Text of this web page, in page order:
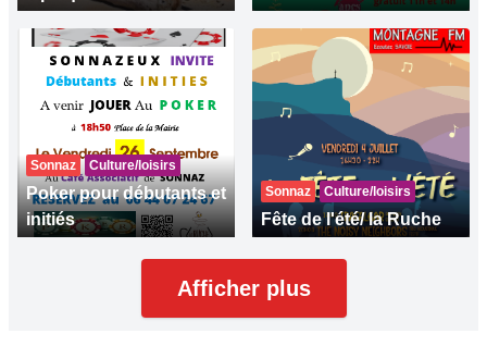
Sonnaz Culture/loisirs
Poker pour débutants et
initiés
Sonnaz Culture/loisirs
Fête de l'été/ la Ruche
Afficher plus